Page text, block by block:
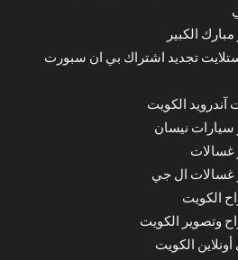
الكبير
تجديد اشتراك بي ان سبورت
الكويت
سيارات نيسان
غسالات
غسالات ال جي
الكويت
وتصوير الكويت
الكويت